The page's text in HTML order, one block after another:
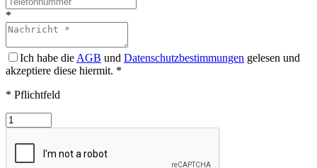
*
Ich habe die AGB und Datenschutzbestimmungen gelesen und
akzeptiere diese hiermit. *
* Pflichtfeld